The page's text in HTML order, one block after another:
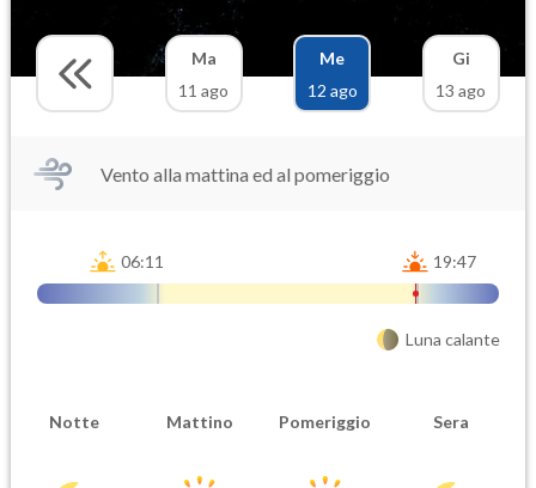
Ma
11 ago
Me
12 ago
Gi
13 ago
Vento alla mattina ed al pomeriggio
06:11 19:47
Luna calante
Notte Mattino Pomeriggio Sera